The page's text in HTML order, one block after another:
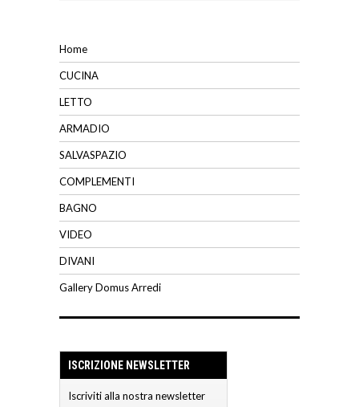
Home
CUCINA
LETTO
ARMADIO
SALVASPAZIO
COMPLEMENTI
BAGNO
VIDEO
DIVANI
Gallery Domus Arredi
ISCRIZIONE NEWSLETTER
Iscriviti alla nostra newsletter